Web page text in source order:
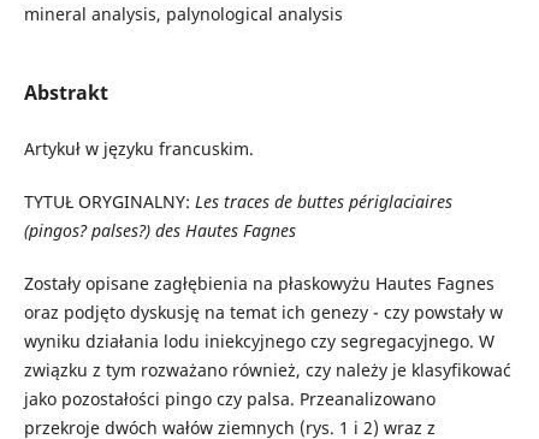
mineral analysis, palynological analysis
Abstrakt
Artykuł w języku francuskim.
TYTUŁ ORYGINALNY: Les traces de buttes périglaciaires
(pingos? palses?) des Hautes Fagnes
Zostały opisane zagłębienia na płaskowyżu Hautes Fagnes
oraz podjęto dyskusję na temat ich genezy - czy powstały w
wyniku działania lodu iniekcyjnego czy segregacyjnego. W
związku z tym rozważano również, czy należy je klasyfikować
jako pozostałości pingo czy palsa. Przeanalizowano
przekroje dwóch wałów ziemnych (rys. 1 i 2) wraz z